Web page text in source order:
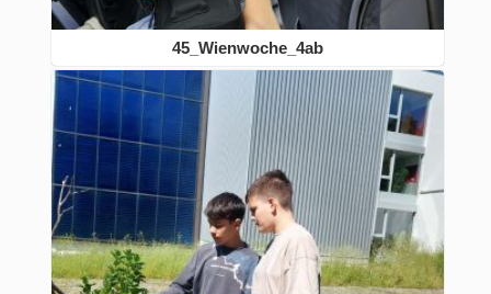
45_Wienwoche_4ab